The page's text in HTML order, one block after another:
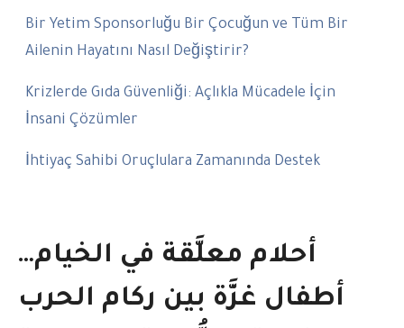
Bir Yetim Sponsorluğu Bir Çocuğun ve Tüm Bir
Ailenin Hayatını Nasıl Değiştirir?
Krizlerde Gıda Güvenliği: Açlıkla Mücadele İçin
İnsani Çözümler
İhtiyaç Sahibi Oruçlulara Zamanında Destek
أحلام معلَّقة في الخيام…
أطفال غزَّة بين ركام الحرب